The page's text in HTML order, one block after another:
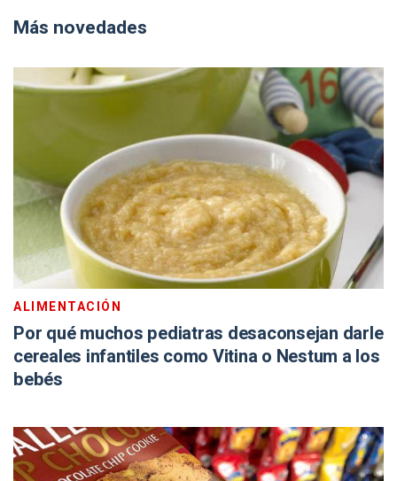
Más novedades
ALIMENTACIÓN
Por qué muchos pediatras desaconsejan darle
cereales infantiles como Vitina o Nestum a los
bebés